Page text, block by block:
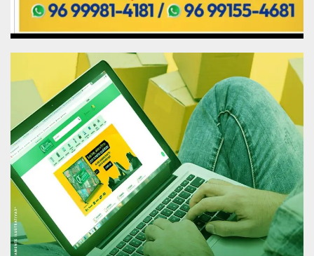
desemprego?”, questionou.
Fonte: Agência Senado